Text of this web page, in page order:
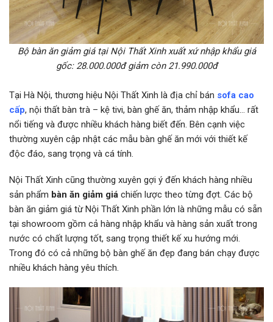
Bộ bàn ăn giảm giá tại Nội Thất Xinh xuất xứ nhập khẩu giá
gốc: 28.000.000đ giảm còn 21.990.000đ
Tại Hà Nội, thương hiệu Nội Thất Xinh là địa chỉ bán sofa cao
cấp, nội thất bàn trà – kệ tivi, bàn ghế ăn, thảm nhập khẩu… rất
nổi tiếng và được nhiều khách hàng biết đến. Bên cạnh việc
thường xuyên cập nhật các mẫu bàn ghế ăn mới với thiết kế
độc đáo, sang trọng và cá tính.
Nội Thất Xinh cũng thường xuyên gợi ý đến khách hàng nhiều
sản phẩm bàn ăn giảm giá chiến lược theo từng đợt. Các bộ
bàn ăn giảm giá từ Nội Thất Xinh phần lớn là những mẫu có sẵn
tại showroom gồm cả hàng nhập khẩu và hàng sản xuất trong
nước có chất lượng tốt, sang trọng thiết kế xu hướng mới.
Trong đó có cả những bộ bàn ghế ăn đẹp đang bán chạy được
nhiều khách hàng yêu thích.